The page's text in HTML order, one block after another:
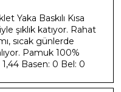
Yaka Baskılı Kısa
şıklık katıyor. Rahat
sıcak günlerde
Pamuk 100%
Basen: 0 Bel: 0